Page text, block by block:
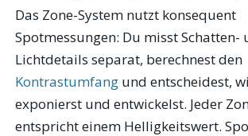
Das Zone-System nutzt konsequent
Spotmessungen: Du misst Schatten-
Lichtdetails separat, berechnest den
Kontrastumfang und entscheidest,
exponierst und entwickelst. Jeder
entspricht einem Helligkeitswert.